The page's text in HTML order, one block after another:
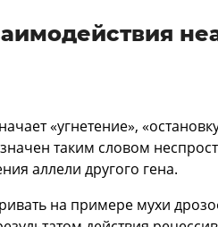
«угнетение»,
таким словом
аллели другого гена.
на примере мухи